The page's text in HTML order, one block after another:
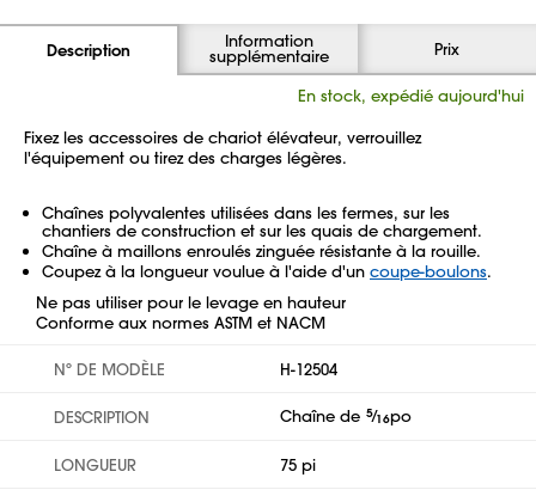
Description Information
supplémentaire Prix
En stock, expédié aujourd'hui
Fixez les accessoires de chariot élévateur, verrouillez
l'équipement ou tirez des charges légères.
Chaînes polyvalentes utilisées dans les fermes, sur les
chantiers de construction et sur les quais de chargement.
Chaîne à maillons enroulés zinguée résistante à la rouille.
Coupez à la longueur voulue à l'aide d'un coupe-boulons.
Ne pas utiliser pour le levage en hauteur
Conforme aux normes ASTM et NACM
Nº DE MODÈLE H-12504
DESCRIPTION Chaîne de 5⁄16po
LONGUEUR 75 pi